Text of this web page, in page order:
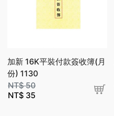
加新 16K平裝付款簽收簿(月
份) 1130
NT$50
NT$ 35